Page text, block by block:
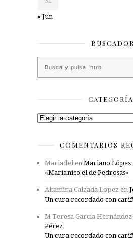
« Jun
BUSCADOR
Categorías
COMENTARIOS
Mariadelen Mariano López
«Marianico el de Pedrosas»
Altamira Calzada Lopez en
Un cura recordado con
M Teresa García Hernández
Pérez
Un cura recordado con